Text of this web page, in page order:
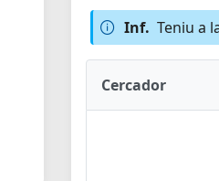
Inf. Teniu a
Cercador